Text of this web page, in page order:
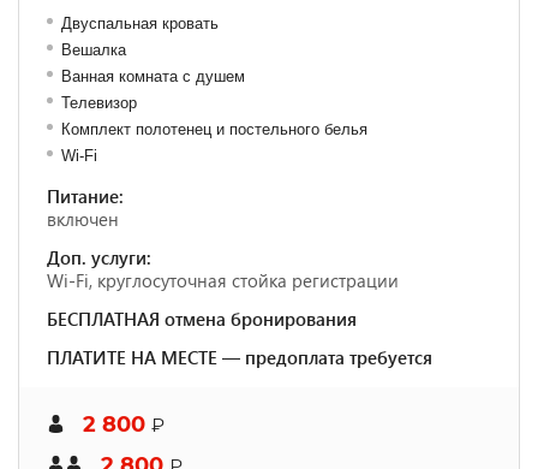
Двуспальная кровать
Вешалка
Ванная комната с душем
Телевизор
Комплект полотенец и постельного белья
Wi-Fi
Питание:
включен
Доп. услуги:
Wi-Fi, круглосуточная стойка регистрации
БЕСПЛАТНАЯ отмена бронирования
ПЛАТИТЕ НА МЕСТЕ — предоплата требуется
2 800 ₽